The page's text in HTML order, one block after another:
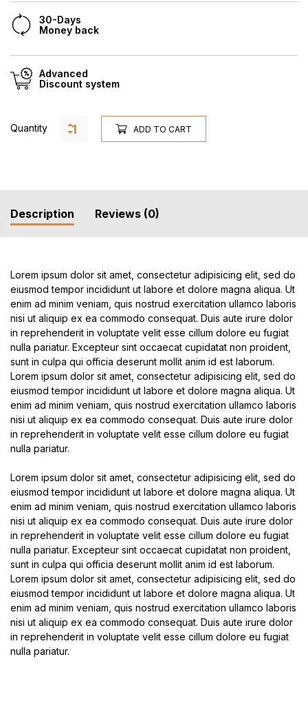
30-Days
Money back
Advanced
Discount system
Quantity ADD TO CART
Description Reviews (0)
Lorem ipsum dolor sit amet, consectetur adipisicing elit, sed do
eiusmod tempor incididunt ut labore et dolore magna aliqua. Ut
enim ad minim veniam, quis nostrud exercitation ullamco laboris
nisi ut aliquip ex ea commodo consequat. Duis aute irure dolor
in reprehenderit in voluptate velit esse cillum dolore eu fugiat
nulla pariatur. Excepteur sint occaecat cupidatat non proident,
sunt in culpa qui officia deserunt mollit anim id est laborum.
Lorem ipsum dolor sit amet, consectetur adipisicing elit, sed do
eiusmod tempor incididunt ut labore et dolore magna aliqua. Ut
enim ad minim veniam, quis nostrud exercitation ullamco laboris
nisi ut aliquip ex ea commodo consequat. Duis aute irure dolor
in reprehenderit in voluptate velit esse cillum dolore eu fugiat
nulla pariatur.
Lorem ipsum dolor sit amet, consectetur adipisicing elit, sed do
eiusmod tempor incididunt ut labore et dolore magna aliqua. Ut
enim ad minim veniam, quis nostrud exercitation ullamco laboris
nisi ut aliquip ex ea commodo consequat. Duis aute irure dolor
in reprehenderit in voluptate velit esse cillum dolore eu fugiat
nulla pariatur. Excepteur sint occaecat cupidatat non proident,
sunt in culpa qui officia deserunt mollit anim id est laborum.
Lorem ipsum dolor sit amet, consectetur adipisicing elit, sed do
eiusmod tempor incididunt ut labore et dolore magna aliqua. Ut
enim ad minim veniam, quis nostrud exercitation ullamco laboris
nisi ut aliquip ex ea commodo consequat. Duis aute irure dolor
in reprehenderit in voluptate velit esse cillum dolore eu fugiat
nulla pariatur.